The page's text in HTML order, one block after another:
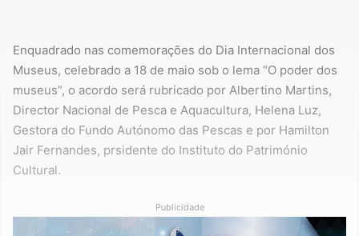
Enquadrado nas comemorações do Dia Internacional dos
Museus, celebrado a 18 de maio sob o lema “O poder dos
museus”, o acordo será rubricado por Albertino Martins,
Director Nacional de Pesca e Aquacultura, Helena Luz,
Gestora do Fundo Autónomo das Pescas e por Hamilton
Jair Fernandes, prsidente do Instituto do Património
Cultural.
Publicidade